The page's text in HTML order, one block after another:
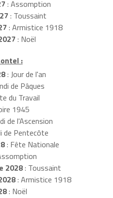
: Assomption
: Toussaint
: Armistice 1918
: Noël
:
: Jour de l'an
de Pâques
du Travail
1945
de l'Ascension
de Pentecôte
: Fête Nationale
2028: Toussaint
: Armistice 1918
: Noël